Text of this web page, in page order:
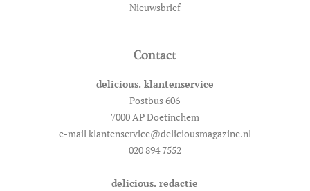
Nieuwsbrief
Contact
delicious. klantenservice
Postbus 606
7000 AP Doetinchem
e-mail klantenservice@deliciousmagazine.nl
020 894 7552
delicious. redactie